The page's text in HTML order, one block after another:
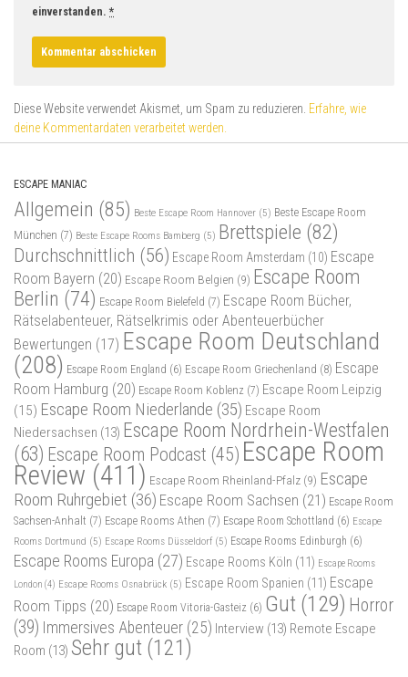
einverstanden. *
Diese Website verwendet Akismet, um Spam zu reduzieren. Erfahre, wie
deine Kommentardaten verarbeitet werden.
ESCAPE MANIAC
Allgemein (85) Beste Escape Room Hannover (5) Beste Escape Room
München (7) Beste Escape Rooms Bamberg (5) Brettspiele (82)
Durchschnittlich (56) Escape Room Amsterdam (10) Escape
Room Bayern (20) Escape Room Belgien (9) Escape Room
Berlin (74) Escape Room Bielefeld (7) Escape Room Bücher,
Rätselabenteuer, Rätselkrimis oder Abenteuerbücher
Bewertungen (17) Escape Room Deutschland
(208) Escape Room England (6) Escape Room Griechenland (8) Escape
Room Hamburg (20) Escape Room Koblenz (7) Escape Room Leipzig
(15) Escape Room Niederlande (35) Escape Room
Niedersachsen (13) Escape Room Nordrhein-Westfalen
(63) Escape Room Podcast (45) Escape Room
Review (411) Escape Room Rheinland-Pfalz (9) Escape
Room Ruhrgebiet (36) Escape Room Sachsen (21) Escape Room
Sachsen-Anhalt (7) Escape Rooms Athen (7) Escape Room Schottland (6) Escape
Rooms Dortmund (5) Escape Rooms Düsseldorf (5) Escape Rooms Edinburgh (6)
Escape Rooms Europa (27) Escape Rooms Köln (11) Escape Rooms
London (4) Escape Rooms Osnabrück (5) Escape Room Spanien (11) Escape
Room Tipps (20) Escape Room Vitoria-Gasteiz (6) Gut (129) Horror
(39) Immersives Abenteuer (25) Interview (13) Remote Escape
Room (13) Sehr gut (121)